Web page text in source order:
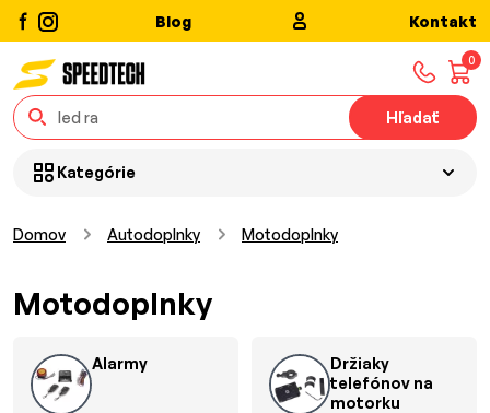
Blog Kontakt
0
Hľadať
Kategórie
Domov Autodoplnky Motodoplnky
Motodoplnky
Alarmy
Držiaky
telefónov na
motorku